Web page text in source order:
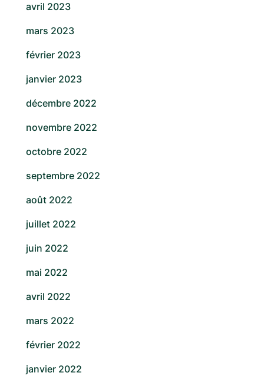
avril 2023
mars 2023
février 2023
janvier 2023
décembre 2022
novembre 2022
octobre 2022
septembre 2022
août 2022
juillet 2022
juin 2022
mai 2022
avril 2022
mars 2022
février 2022
janvier 2022